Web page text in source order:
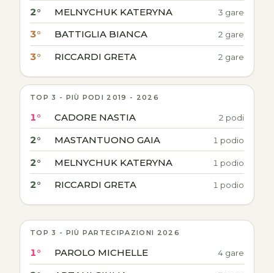
2° MELNYCHUK KATERYNA 3 gare
3° BATTIGLIA BIANCA 2 gare
3° RICCARDI GRETA 2 gare
TOP 3 - PIÙ PODI 2019 - 2026
1° CADORE NASTIA 2 podi
2° MASTANTUONO GAIA 1 podio
2° MELNYCHUK KATERYNA 1 podio
2° RICCARDI GRETA 1 podio
TOP 3 - PIÙ PARTECIPAZIONI 2026
1° PAROLO MICHELLE 4 gare